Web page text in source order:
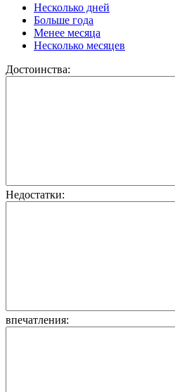
Несколько дней
Больше года
Менее месяца
Несколько месяцев
Достоинства:
Недостатки:
впечатления: